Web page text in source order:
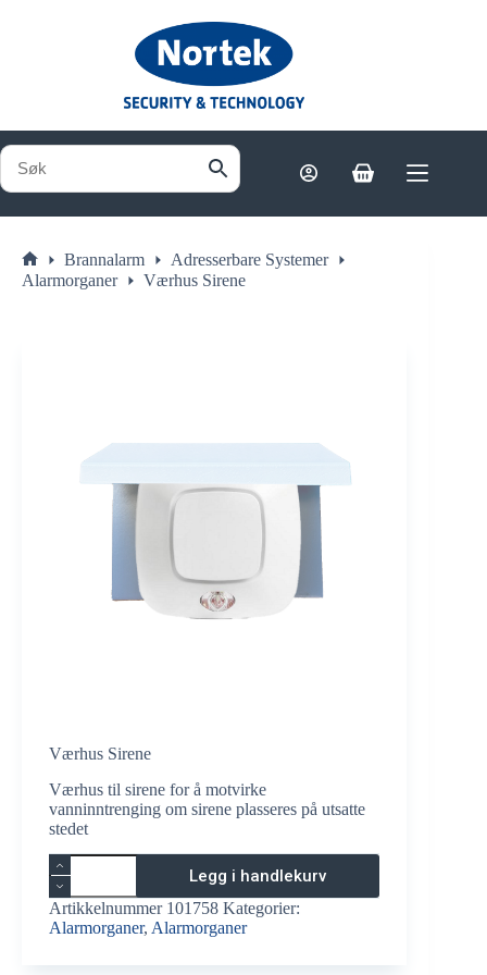
Handlekurv
Hjem
Brannalarm
Adresserbare Systemer
Alarmorganer
Værhus Sirene
Værhus Sirene
Værhus til sirene for å motvirke
vanninntrenging om sirene plasseres på utsatte
stedet
Værhus
Sirene
antall
Legg i handlekurv
Artikkelnummer 101758 Kategorier:
Alarmorganer, Alarmorganer